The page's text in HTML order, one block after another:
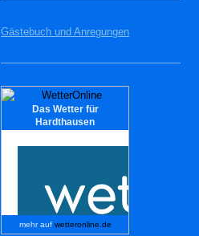
Gästebuch und Anregungen
Das Wetter für
Hardthausen
mehr auf wetteronline.de